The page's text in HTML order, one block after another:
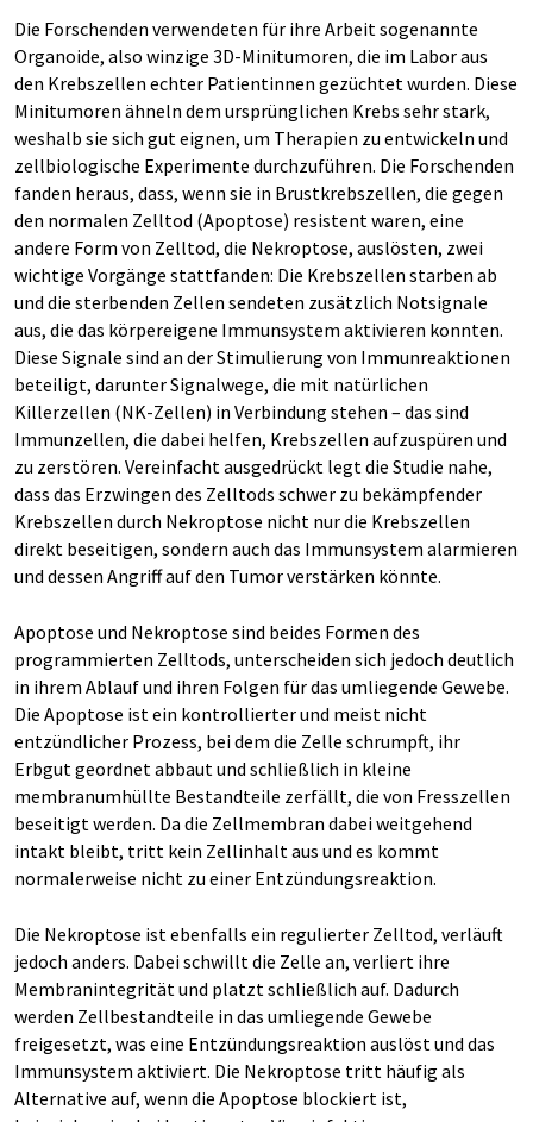
Die Forschenden verwendeten für ihre Arbeit sogenannte
Organoide, also winzige 3D-Minitumoren, die im Labor aus
den Krebszellen echter Patientinnen gezüchtet wurden. Diese
Minitumoren ähneln dem ursprünglichen Krebs sehr stark,
weshalb sie sich gut eignen, um Therapien zu entwickeln und
zellbiologische Experimente durchzuführen. Die Forschenden
fanden heraus, dass, wenn sie in Brustkrebszellen, die gegen
den normalen Zelltod (Apoptose) resistent waren, eine
andere Form von Zelltod, die Nekroptose, auslösten, zwei
wichtige Vorgänge stattfanden: Die Krebszellen starben ab
und die sterbenden Zellen sendeten zusätzlich Notsignale
aus, die das körpereigene Immunsystem aktivieren konnten.
Diese Signale sind an der Stimulierung von Immunreaktionen
beteiligt, darunter Signalwege, die mit natürlichen
Killerzellen (NK-Zellen) in Verbindung stehen – das sind
Immunzellen, die dabei helfen, Krebszellen aufzuspüren und
zu zerstören. Vereinfacht ausgedrückt legt die Studie nahe,
dass das Erzwingen des Zelltods schwer zu bekämpfender
Krebszellen durch Nekroptose nicht nur die Krebszellen
direkt beseitigen, sondern auch das Immunsystem alarmieren
und dessen Angriff auf den Tumor verstärken könnte.
Apoptose und Nekroptose sind beides Formen des
programmierten Zelltods, unterscheiden sich jedoch deutlich
in ihrem Ablauf und ihren Folgen für das umliegende Gewebe.
Die Apoptose ist ein kontrollierter und meist nicht
entzündlicher Prozess, bei dem die Zelle schrumpft, ihr
Erbgut geordnet abbaut und schließlich in kleine
membranumhüllte Bestandteile zerfällt, die von Fresszellen
beseitigt werden. Da die Zellmembran dabei weitgehend
intakt bleibt, tritt kein Zellinhalt aus und es kommt
normalerweise nicht zu einer Entzündungsreaktion.
Die Nekroptose ist ebenfalls ein regulierter Zelltod, verläuft
jedoch anders. Dabei schwillt die Zelle an, verliert ihre
Membranintegrität und platzt schließlich auf. Dadurch
werden Zellbestandteile in das umliegende Gewebe
freigesetzt, was eine Entzündungsreaktion auslöst und das
Immunsystem aktiviert. Die Nekroptose tritt häufig als
Alternative auf, wenn die Apoptose blockiert ist,